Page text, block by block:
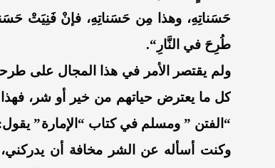
حَسَناتِهِ، وهذا مِن حَسَناتِهِ، فإنْ فَنِيَتْ
طُرِحَ في النَّارِ “
.
ولم يقتصر الأمرفي هذا المجالعلى طرحه
كل ما يعترض حياتهم من خير أو شر،
“ الفتن ”ومسلم في كتاب “ الإمارة”
وكنت أسأله عن الشر مخافة أن